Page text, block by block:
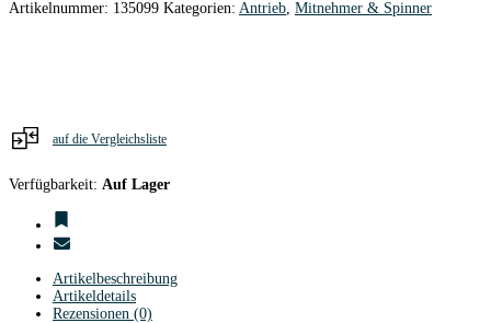
CFK
Artikelnummer: 135099 Kategorien: Antrieb Mitnehmer & Spinner
auf die Vergleichsliste
Verfügbarkeit: Auf Lager
Artikelbeschreibung
Artikeldetails
Rezensionen (0)